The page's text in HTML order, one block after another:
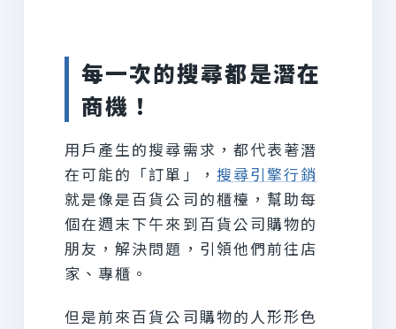
每一次的搜尋都是潛在
商機！
用戶產生的搜尋需求，都代表著潛
在可能的「訂單」， 搜尋引擎行銷
就是像是百貨公司的櫃檯，幫助每
個在週末下午來到百貨公司購物的
朋友，解決問題，引領他們前往店
家、專櫃。
但是前來百貨公司購物的人形形色